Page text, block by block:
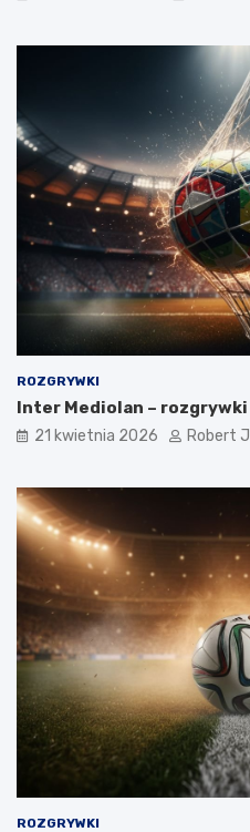
ROZGRYWKI
Inter Mediolan –
21 kwietnia 2026 Robert
ROZGRYWKI